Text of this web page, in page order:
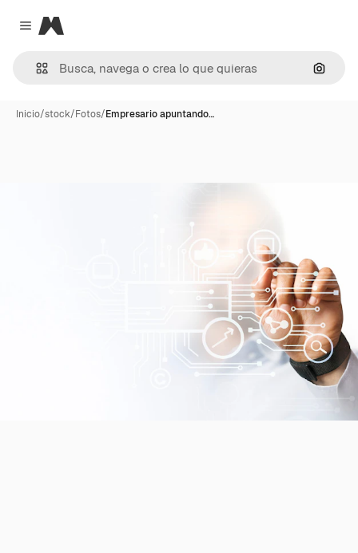
Close menu
Magnific
Inicio/stock/Fotos/Empresario apuntando…